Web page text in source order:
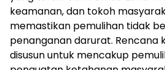
keamanan, dan tokoh
memastikan pemulihan tidak
penanganan darurat. Rencana
disusun untuk mencakup